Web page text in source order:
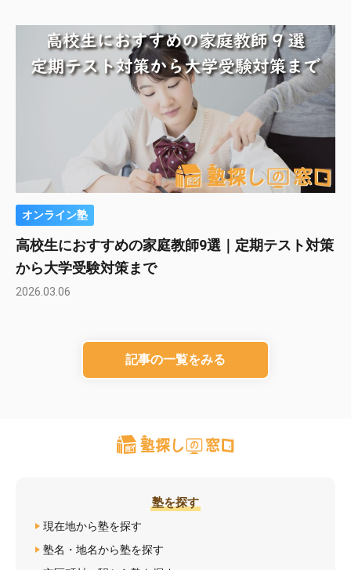
オンライン塾
高校生におすすめの家庭教師9選｜定期テスト対策
から大学受験対策まで
2026.03.06
記事の一覧をみる
塾を探す
現在地から塾を探す
塾名・地名から塾を探す